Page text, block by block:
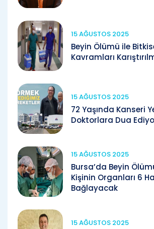
15 AĞUSTOS 2025
Beyin Ölümü ile
Kavramları
15 AĞUSTOS 2025
72 Yaşında Kanseri
Doktorlara Dua
15 AĞUSTOS 2025
Bursa’da Beyin
Kişinin Organları 6
Bağlayacak
15 AĞUSTOS 2025